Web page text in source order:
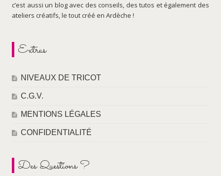
c’est aussi un blog avec des conseils, des tutos et également des
ateliers créatifs, le tout créé en Ardèche !
Extras
NIVEAUX DE TRICOT
C.G.V.
MENTIONS LÉGALES
CONFIDENTIALITÉ
Des Questions ?